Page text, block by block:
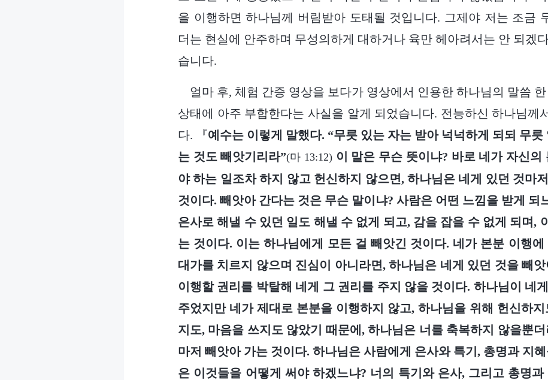
을 이행하면 하나님께 버림받아 도태될 것입니다. 그제야 저는 조금
더는 현실에 안주하며 무성의하게 대하거나 육만 헤아려서는 안 되겠
습니다.
얼마 후, 체험 간증 영상을 보다가 영상에서 인용한 하나님의 말씀
상태에 아주 부합한다는 사실을 알게 되었습니다. 전능하신 하나님께
다. 『예수는 이렇게 말했다. “무릇 있는 자는 받아 넉넉하게 되되 무릇
는 것도 빼앗기리라”(마 13:12) 이 말은 무슨 뜻이냐? 바로 네가 자신의
야 하는 일조차 하지 않고 헌신하지 않으면, 하나님은 네게 있던 것마
것이다. 빼앗아 간다는 것은 무슨 말이냐? 사람은 어떤 느낌을 받게 되
은사로 해낼 수 있던 일도 해낼 수 없게 되고, 감을 잡을 수 없게 되며,
는 것이다. 이는 하나님에게 모든 걸 빼앗긴 것이다. 네가 본분 이행
대가를 치르지 않으며 진심이 아니라면, 하나님은 네게 있던 것을 빼
이행할 권리를 박탈해 네게 그 권리를 주지 않을 것이다. 하나님이 네
주었지만 네가 제대로 본분을 이행하지 않고, 하나님을 위해 헌신하
지도, 마음을 쓰지도 않았기 때문에, 하나님은 너를 축복하지 않을뿐
마저 빼앗아 가는 것이다. 하나님은 사람에게 은사와 특기, 총명과 지
은 이것들을 어떻게 써야 하겠느냐? 너의 특기와 은사, 그리고 총명과